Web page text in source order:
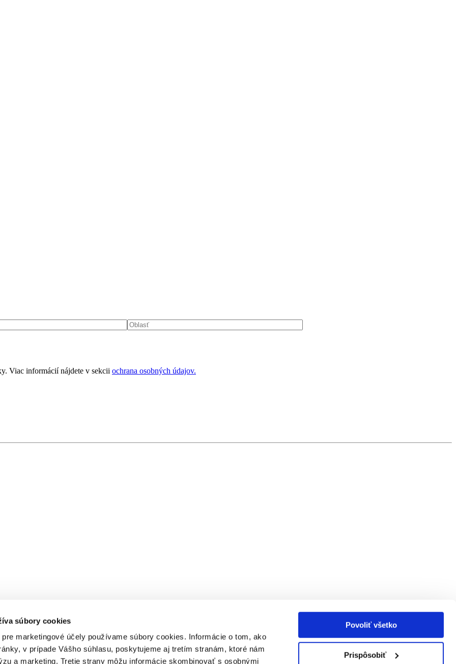
súbory cookies
marketingové účely používame súbory cookies. Informácie o tom, ako
v prípade Vášho súhlasu, poskytujeme aj tretím stranám, ktoré nám
a marketing. Tretie strany môžu informácie skombinovať s osobnými
Povoliť všetko
Prispôsobiť
Viac informácií nájdete v sekcii ochrana osobných údajov.